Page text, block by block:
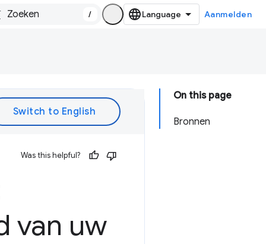
/ Aanmelden
On this page
Bronnen
Was this helpful?
van uw